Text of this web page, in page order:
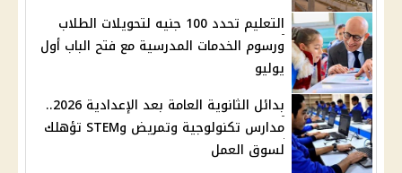
التعليم تحدد 100 جنيه لتحويلات الطلاب
ورسوم الخدمات المدرسية مع فتح الباب أول
يوليو
بدائل الثانوية العامة بعد الإعدادية 2026..
مدارس تكنولوجية وتمريض وSTEM تؤهلك
لسوق العمل